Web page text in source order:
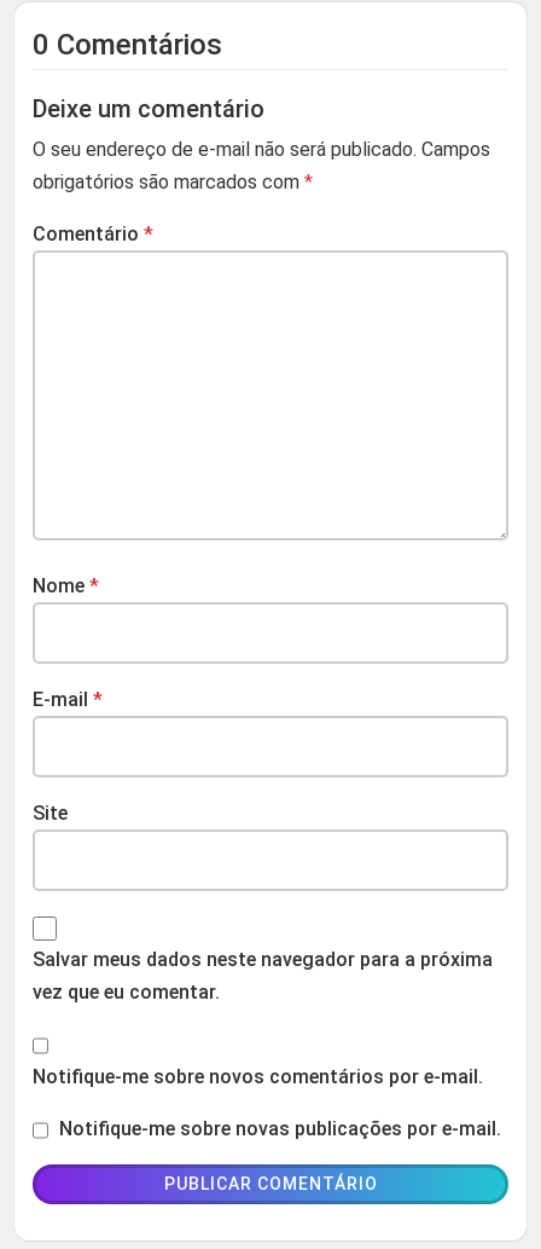
0 Comentários
Deixe um comentário
O seu endereço de e-mail não será publicado. Campos
obrigatórios são marcados com *
Comentário *
Nome *
E-mail *
Site
Salvar meus dados neste navegador para a próxima
vez que eu comentar.
Notifique-me sobre novos comentários por e-mail.
Notifique-me sobre novas publicações por e-mail.